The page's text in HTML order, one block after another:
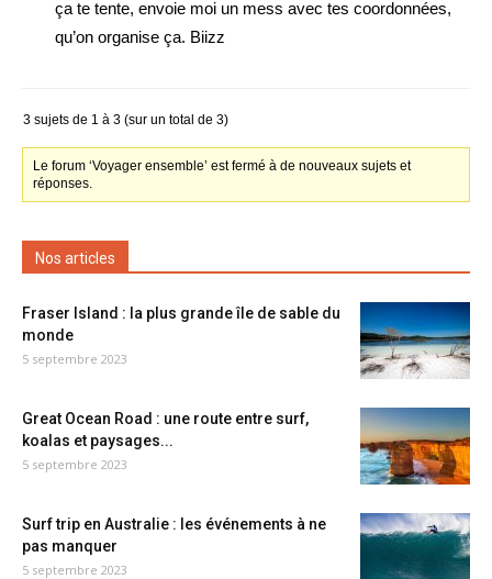
ça te tente, envoie moi un mess avec tes coordonnées,
qu’on organise ça. Biizz
3 sujets de 1 à 3 (sur un total de 3)
Le forum ‘Voyager ensemble’ est fermé à de nouveaux sujets et
réponses.
Nos articles
Fraser Island : la plus grande île de sable du
monde
5 septembre 2023
Great Ocean Road : une route entre surf,
koalas et paysages...
5 septembre 2023
Surf trip en Australie : les événements à ne
pas manquer
5 septembre 2023